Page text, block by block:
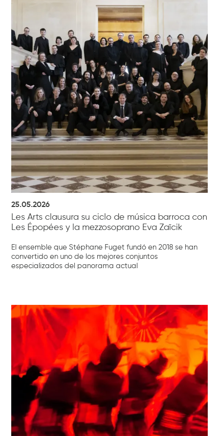
25.05.2026
Les Arts clausura su ciclo de música barroca con
Les Épopées y la mezzosoprano Eva Zaïcik
El ensemble que Stéphane Fuget fundó en 2018 se han
convertido en uno de los mejores conjuntos
especializados del panorama actual